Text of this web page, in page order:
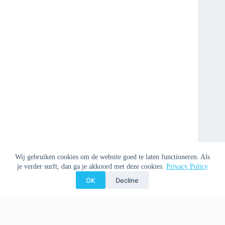
Wij gebruiken cookies om de website goed te laten functioneren. Als
je verder surft, dan ga je akkoord met deze cookies. Privacy Policy
OK Decline